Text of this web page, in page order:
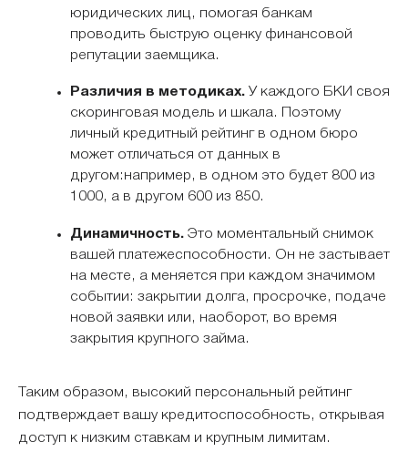
юридических лиц, помогая банкам
проводить быструю оценку финансовой
репутации заемщика.
Различия в методиках.У каждого БКИ своя
скоринговая модель и шкала. Поэтому
личный кредитный рейтинг в одном бюро
может отличаться от данных в
другом:например, в одном это будет 800 из
1000, а в другом 600 из 850.
Динамичность.Это моментальный снимок
вашей платежеспособности. Он не застывает
на месте, а меняется при каждом значимом
событии: закрытии долга, просрочке, подаче
новой заявки или, наоборот, во время
закрытия крупного займа.
Таким образом, высокий персональный рейтинг
подтверждает вашу кредитоспособность, открывая
доступ к низким ставкам и крупным лимитам.